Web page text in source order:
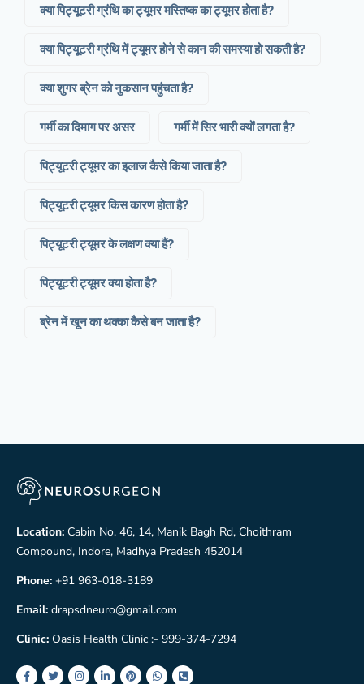
क्या पिट्यूटरी ग्रंथि का ट्यूमर मस्तिष्क का ट्यूमर होता है?
क्या पिट्यूटरी ग्रंथि में ट्यूमर होने से कान की समस्या हो सकती है?
क्या शुगर ब्रेन को नुकसान पहुंचता है?
गर्मी का दिमाग पर असर गर्मी में सिर भारी क्यों लगता है?
पिट्यूटरी ट्यूमर का इलाज कैसे किया जाता है?
पिट्यूटरी ट्यूमर किस कारण होता है?
पिट्यूटरी ट्यूमर के लक्षण क्या हैं?
पिट्यूटरी ट्यूमर क्या होता है?
ब्रेन में खून का थक्का कैसे बन जाता है?
Location: Cabin No. 46, 14, Manik Bagh Rd, Choithram
Compound, Indore, Madhya Pradesh 452014
Phone: +91 963-018-3189
Email: drapsdneuro@gmail.com
Clinic: Oasis Health Clinic :- 999-374-7294